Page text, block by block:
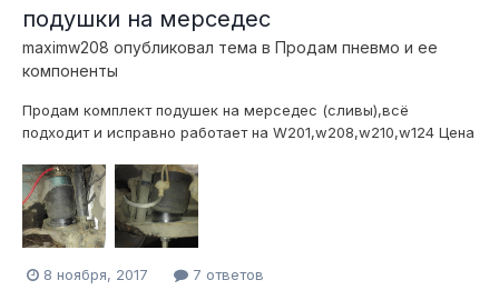
подушки на мерседес
maximw208 опубликовал тема в Продам пневмо и ее
компоненты
Продам комплект подушек на мерседес (сливы),всё
подходит и исправно работает на W201,w208,w210,w124 Цена
телефону 953-153-81-62
8 ноября, 2017 7 ответов